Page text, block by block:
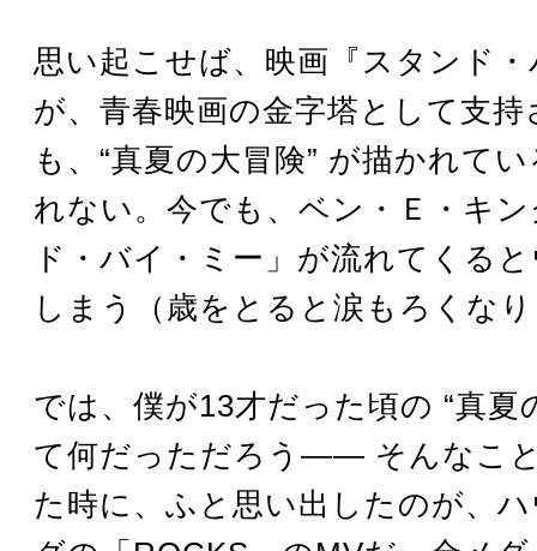
思い起こせば、映画『スタンド
が、青春映画の金字塔として支持
も、“真夏の大冒険” が描かれて
れない。今でも、ベン・Ｅ・キ
ド・バイ・ミー」が流れてくる
しまう（歳をとると涙もろくな
では、僕が13才だった頃の “真夏
て何だっただろう―― そんなこ
た時に、ふと思い出したのが、